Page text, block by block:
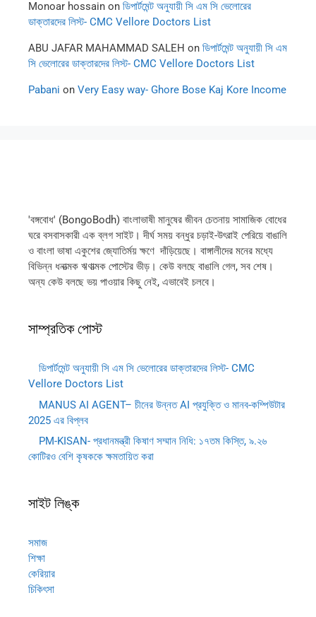
Monoar hossain on ডিপার্টমেন্ট অনুযায়ী সি এম সি ভেলোরের
ডাক্তারদের লিস্ট- CMC Vellore Doctors List
ABU JAFAR MAHAMMAD SALEH on ডিপার্টমেন্ট অনুযায়ী সি এম
সি ভেলোরের ডাক্তারদের লিস্ট- CMC Vellore Doctors List
Pabani on Very Easy way- Ghore Bose Kaj Kore Income
'বঙ্গবোধ' (BongoBodh) বাংলাভাষী মানুষের জীবন চেতনায় সামাজিক বোধের
ঘরে বসবাসকারী এক ব্লগ সাইট। দীর্ঘ সময় বন্ধুর চড়াই-উৎরাই পেরিয়ে বাঙালি
ও বাংলা ভাষা একুশের জ্যোতির্ময় ক্ষণে দাঁড়িয়েছে। বাঙ্গালীদের মনের মধ্যে
বিভিন্ন ধনাত্মক ঋণাত্মক পোস্টের ভীড়। কেউ বলছে বাঙালি গেল, সব শেষ।
অন্য কেউ বলছে ভয় পাওয়ার কিছু নেই, এভাবেই চলবে।
সাম্প্রতিক পোস্ট
ডিপার্টমেন্ট অনুযায়ী সি এম সি ভেলোরের ডাক্তারদের লিস্ট- CMC
Vellore Doctors List
MANUS AI AGENT– চীনের উন্নত AI প্রযুক্তি ও মানব-কম্পিউটার
2025 এর বিপ্লব
PM-KISAN- প্রধানমন্ত্রী কিষাণ সম্মান নিধি: ১৭তম কিস্তি, ৯.২৬
কোটিরও বেশি কৃষককে ক্ষমতায়িত করা
সাইট লিঙ্ক
সমাজ
শিক্ষা
কেরিয়ার
চিকিৎসা